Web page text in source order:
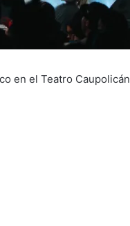
en el Teatro Caupolicán